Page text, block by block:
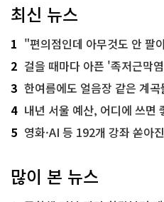
최신 뉴스
1 "편의점인데 아무것도 안 팔아요"
2 걸을 때마다 아픈 '족저근막염'…
3 한여름에도 얼음장 같은 계곡물!
4 내년 서울 예산, 어디에 쓰면
5 영화·AI 등 192개 강좌 쏟아
많이 본 뉴스